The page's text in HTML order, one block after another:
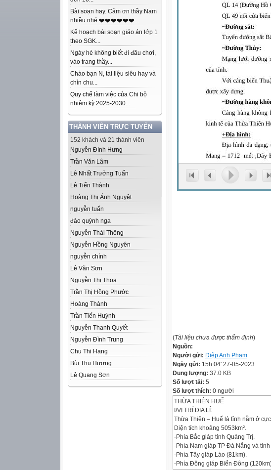
Bài soạn hay. Cảm ơn thầy Nam
nhiều nhé ❤️❤️❤️❤️❤️❤️...
Kế hoạch bài soạn giáo án lớp 1
theo SGK...
Ngày hè không biết đi đâu chơi,
vào trang thầy...
Chào bạn N, tài liệu siêu hay và
chỉn chu...
Quy chế làm việc của Chi bộ
nhiệm kỳ 2025-2030...
THÀNH VIÊN TRỰC TUYẾN
152 khách và 21 thành viên
Nguyễn Đình Hưng
Trần Văn Lâm
Lê Nhất Trưởng Tuấn
Lê Tiến Thành
Hoàng Thị Ánh Nguyệt
nguyễn tuấn
đào quỳnh nga
Nguyễn Thái Thông
Nguyễn Hồng Nguyên
nguyễn chính
Lê Văn Sơn
Nguyễn Thị Thoa
Trần Thị Hồng Phước
Hoàng Thành
Trần Tiến Huỳnh
Nguyễn Thanh Quyết
Nguyễn Đình Trung
Chu Thi Hang
Bùi Thu Hương
Lê Quang Sơn
(Tài liệu chưa được thẩm định)
Nguồn:
Người gửi: Diệp Anh Phạm
Ngày gửi: 15h:04' 27-05-2023
Dung lượng: 37.0 KB
Số lượt tải: 5
Số lượt thích: 0 người
THỪA THIÊN HUẾ
I/VỊ TRÍ ĐỊA LÍ:
Thừa Thiên – Huế là tỉnh nằm ở
Diện tích khoảng 5053km².
-Phía Bắc giáp tỉnh Quảng Trị.
-Phía Nam giáp TP Đà Nẵng và
-Phía Tây giáp Lào (81km).
-Phía Đông giáp Biển Đông